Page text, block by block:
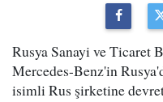
Rusya Sanayi ve Ticaret
Mercedes-Benz'in
isimli Rus şirketine